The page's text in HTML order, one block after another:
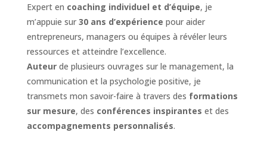
Expert en coaching individuel et d’équipe, je
m’appuie sur 30 ans d’expérience pour aider
entrepreneurs, managers ou équipes à révéler leurs
ressources et atteindre l’excellence.
Auteurde plusieurs ouvrages sur le management, la
communication et la psychologie positive, je
transmets mon savoir-faire à travers des formations
sur mesure, des conférences inspirantes et des
accompagnements personnalisés.